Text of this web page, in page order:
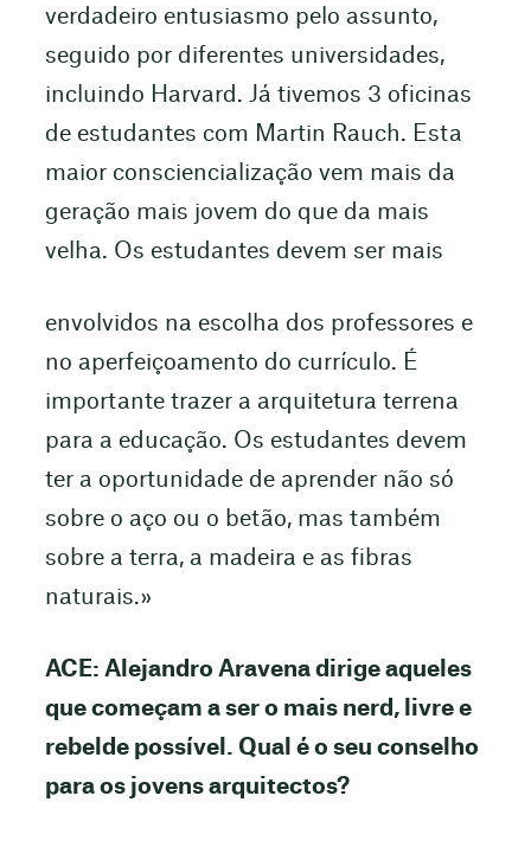
verdadeiro entusiasmo pelo assunto,
seguido por diferentes universidades,
incluindo Harvard. Já tivemos 3 oficinas
de estudantes com Martin Rauch. Esta
maior consciencialização vem mais da
geração mais jovem do que da mais
velha. Os estudantes devem ser mais
envolvidos na escolha dos professores e
no aperfeiçoamento do currículo. É
importante trazer a arquitetura terrena
para a educação. Os estudantes devem
ter a oportunidade de aprender não só
sobre o aço ou o betão, mas também
sobre a terra, a madeira e as fibras
naturais.»
ACE: Alejandro Aravena dirige aqueles
que começam a ser o mais nerd, livre e
rebelde possível. Qual é o seu conselho
para os jovens arquitectos?